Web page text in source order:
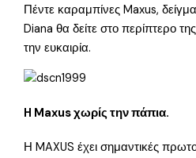
Πέντε καραμπίνες Maxus,
Diana θα δείτε στο περίπτερο
την ευκαιρία.
H Maxus χωρίς την πάπια.
Η MAXUS έχει σημαντικές